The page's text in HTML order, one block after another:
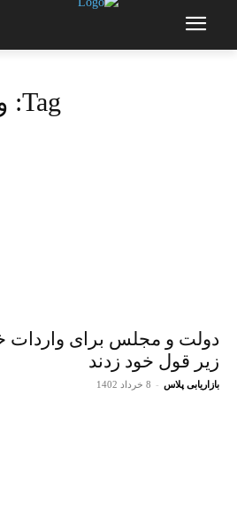
Tag:
دولت و مجلس برای واردات
زیر قول خود زدند
بازاریابی پلاس - 8 خرداد 1402